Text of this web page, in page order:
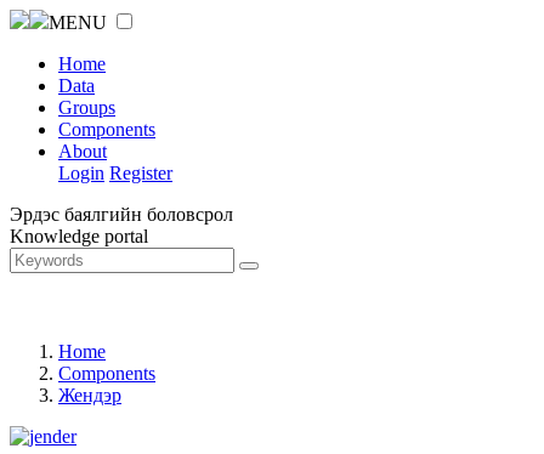
MENU
Home
Data
Groups
Components
About
Login Register
Эрдэс баялгийн боловсрол
Knowledge portal
Home
Components
Жендэр